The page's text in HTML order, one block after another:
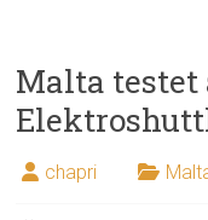
Malta testet
chapri